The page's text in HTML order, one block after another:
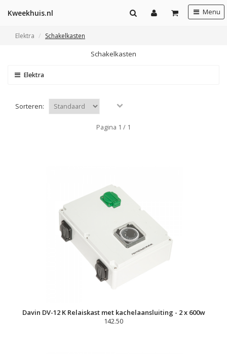
Kweekhuis.nl Menu
Elektra Schakelkasten
Schakelkasten
Elektra
Sorteren:
Pagina 1 / 1
Davin DV-12 K Relaiskast met kachelaansluiting - 2 x 600w
142.50